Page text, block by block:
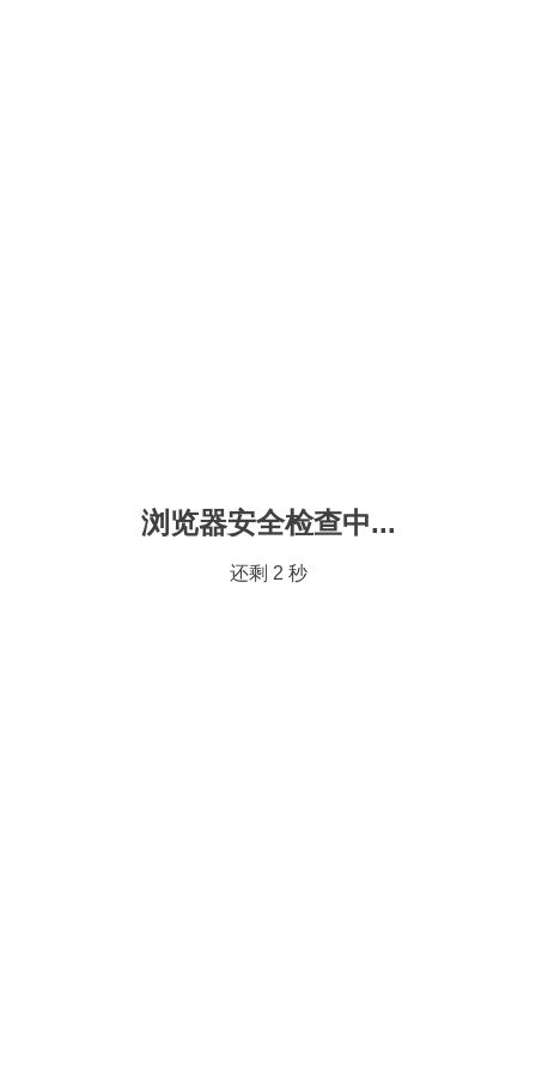
浏览器安全检查中...
还剩 2 秒